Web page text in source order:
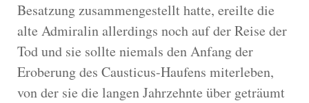
Besatzung zusammengestellt hatte, ereilte die
alte Admiralin allerdings noch auf der Reise der
Tod und sie sollte niemals den Anfang der
Eroberung des Causticus-Haufens miterleben,
von der sie die langen Jahrzehnte über geträumt